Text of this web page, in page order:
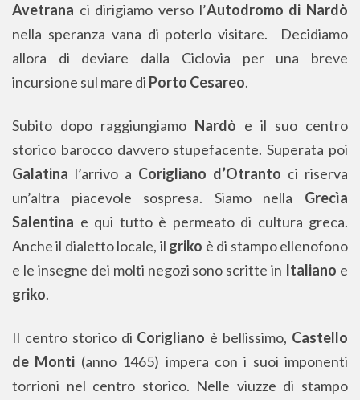
Avetrana ci dirigiamo verso l’Autodromo di Nardò
nella speranza vana di poterlo visitare. Decidiamo
allora di deviare dalla Ciclovia per una breve
incursione sul mare di Porto Cesareo.
Subito dopo raggiungiamo Nardò e il suo centro
storico barocco davvero stupefacente. Superata poi
Galatina l’arrivo a Corigliano d’Otranto ci riserva
un’altra piacevole sospresa. Siamo nella Grecìa
Salentina e qui tutto è permeato di cultura greca.
Anche il dialetto locale, il griko è di stampo ellenofono
e le insegne dei molti negozi sono scritte in Italiano e
griko.
Il centro storico di Corigliano è bellissimo, Castello
de Monti (anno 1465) impera con i suoi imponenti
torrioni nel centro storico. Nelle viuzze di stampo